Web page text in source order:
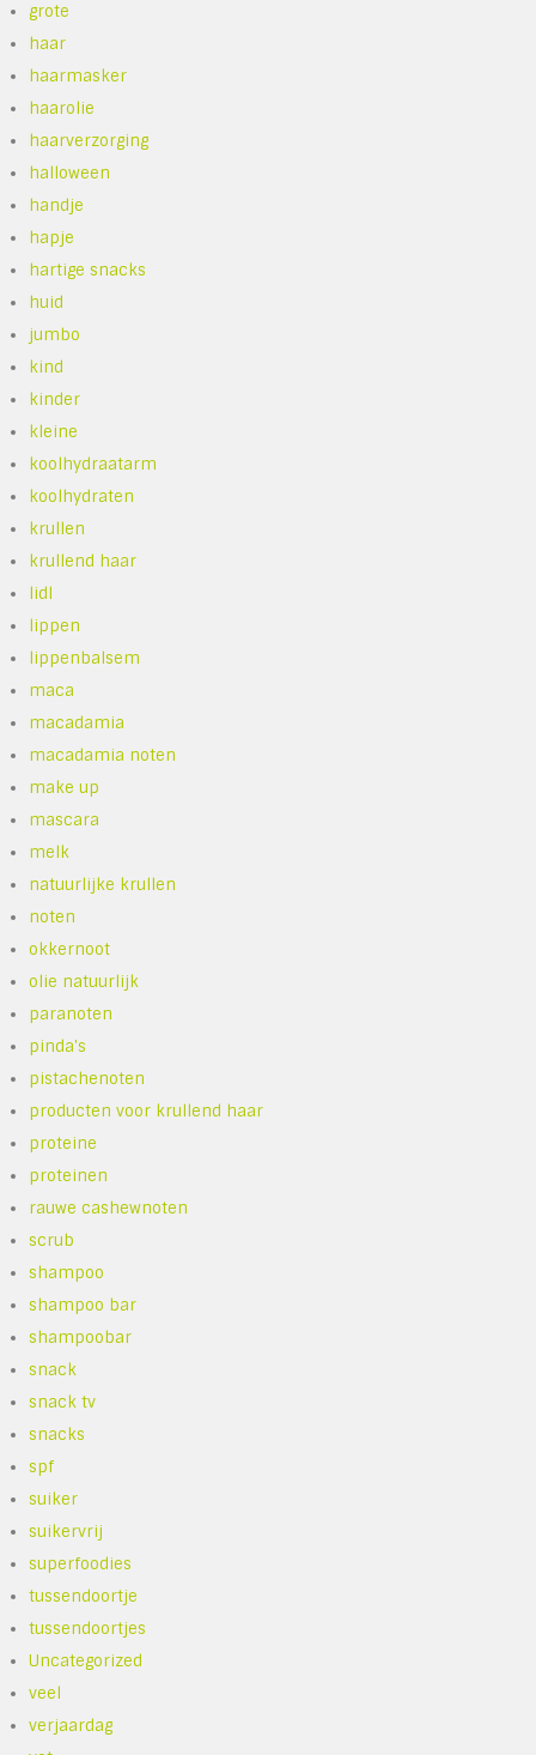
grote
haar
haarmasker
haarolie
haarverzorging
halloween
handje
hapje
hartige snacks
huid
jumbo
kind
kinder
kleine
koolhydraatarm
koolhydraten
krullen
krullend haar
lidl
lippen
lippenbalsem
maca
macadamia
macadamia noten
make up
mascara
melk
natuurlijke krullen
noten
okkernoot
olie natuurlijk
paranoten
pinda's
pistachenoten
producten voor krullend haar
proteine
proteinen
rauwe cashewnoten
scrub
shampoo
shampoo bar
shampoobar
snack
snack tv
snacks
spf
suiker
suikervrij
superfoodies
tussendoortje
tussendoortjes
Uncategorized
veel
verjaardag